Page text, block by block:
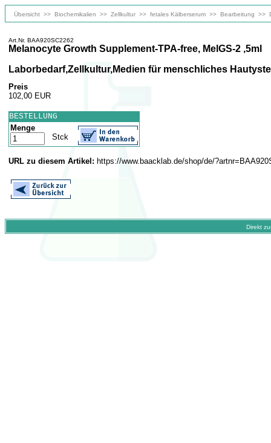
Übersicht >> Biochemikalien >> Zellkultur >> fetales Kälberserum >> Bearbeitung >>
Art.Nr. BAA920SC2262
Melanocyte Growth Supplement-TPA-free, MelGS-2 ,5ml
Laborbedarf,Zellkultur,Medien für menschliches
Preis
102,00 EUR
BESTELLUNG
Menge
Stck
URL zu diesem Artikel: https://www.baacklab.de/shop/de/
Direkt